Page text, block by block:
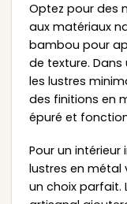
Optez pour des
aux matériaux
bambou pour
de texture. Dans
les lustres
des finitions en
épuré et
Pour un
lustres en métal
un choix parfait.